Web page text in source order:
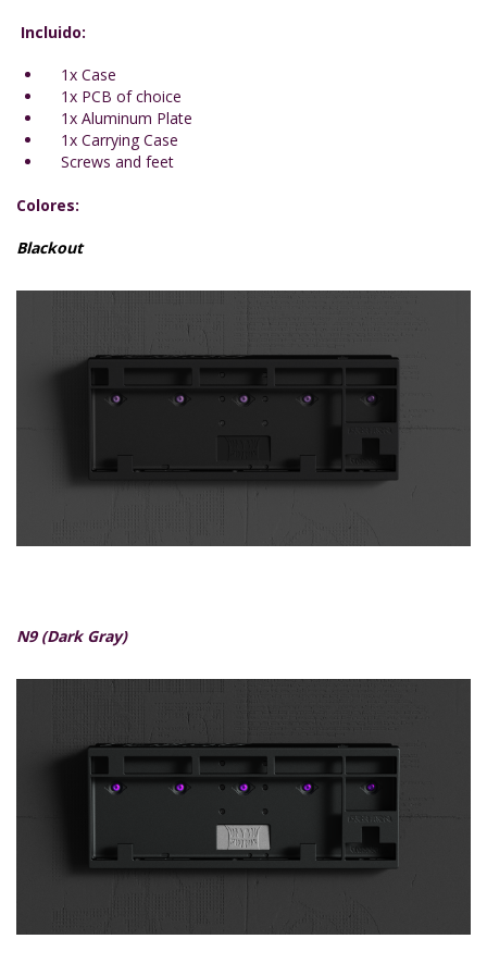
Incluido:
1x Case
1x PCB of choice
1x Aluminum Plate
1x Carrying Case
Screws and feet
Colores:
Blackout
N9 (Dark Gray)